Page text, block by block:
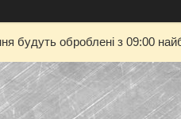
будуть оброблені з 09:00